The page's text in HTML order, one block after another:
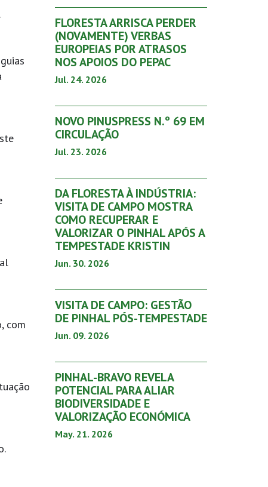
com
FLORESTA ARRISCA PERDER
(NOVAMENTE) VERBAS
EUROPEIAS POR ATRASOS
NOS APOIOS DO PEPAC
Jul. 24. 2026
NOVO PINUSPRESS N.º 69 EM
CIRCULAÇÃO
Jul. 23. 2026
DA FLORESTA À INDÚSTRIA:
VISITA DE CAMPO MOSTRA
COMO RECUPERAR E
VALORIZAR O PINHAL APÓS A
TEMPESTADE KRISTIN
Jun. 30. 2026
VISITA DE CAMPO: GESTÃO
DE PINHAL PÓS-TEMPESTADE
Jun. 09. 2026
PINHAL-BRAVO REVELA
POTENCIAL PARA ALIAR
BIODIVERSIDADE E
VALORIZAÇÃO ECONÓMICA
May. 21. 2026